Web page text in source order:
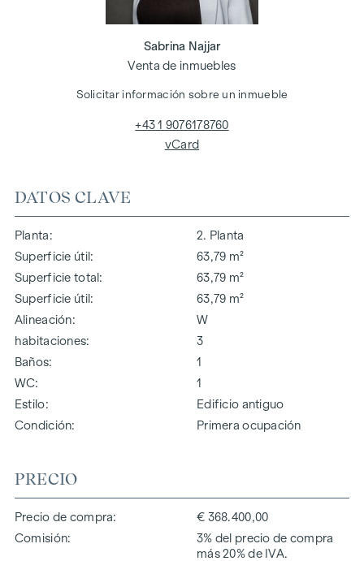
DATOS CLAVE
Planta
2. Planta
Superficie útil
63,79 m²
Superficie total
63,79 m²
Superficie útil
63,79 m²
Alineación
W
habitaciones
3
Baños
1
WC
1
Estilo
Edificio antiguo
Condición
Primera ocupación
PRECIO
Precio de compra
€ 368.400,00
Comisión
3% del precio de compra
más 20% de IVA.
Sabrina Najjar
Venta de inmuebles
Solicitar información sobre un inmueble
+43 1 9076178760
vCard